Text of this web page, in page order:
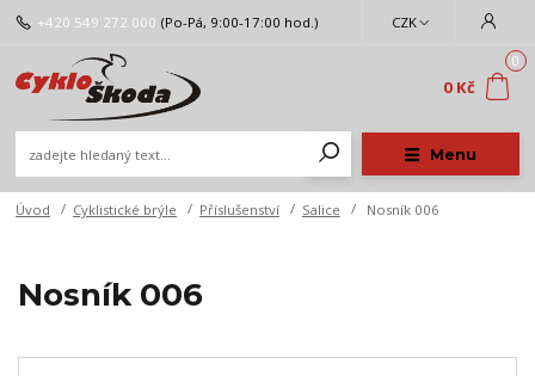
Menu
CZK
+420 549 272 000 (Po-Pá, 9:00-17:00 hod.)
0
0 Kč
Úvod Cyklistické brýle Příslušenství Salice Nosník 006
Nosník 006